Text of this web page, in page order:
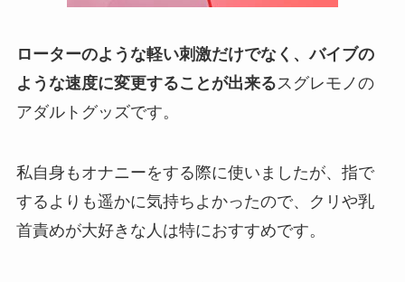
ローターのような軽い刺激だけでなく、バイブの
ような速度に変更することが出来る スグレモノの
アダルトグッズです。
私自身もオナニーをする際に使いましたが、指で
するよりも遥かに気持ちよかったので、クリや乳
首責めが大好きな人は特におすすめです。